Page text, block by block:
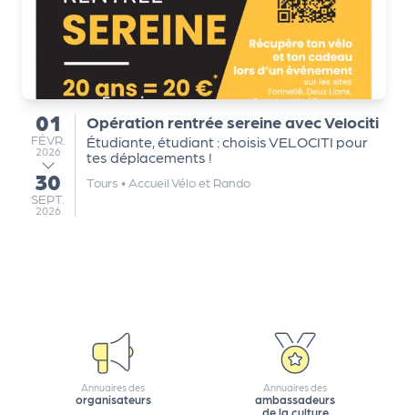
du
01
FÉVRIER
FÉVR.
2026
au
30
SEPTEMBRE
SEPT.
2026
Opération rentrée sereine avec Velociti
Étudiante, étudiant : choisis VELOCITI pour
tes déplacements !
Tours • Accueil Vélo et Rando
Annuaires des
organisateurs
Annuaires des
ambassadeurs
de la culture
n
o
u
s
?
N